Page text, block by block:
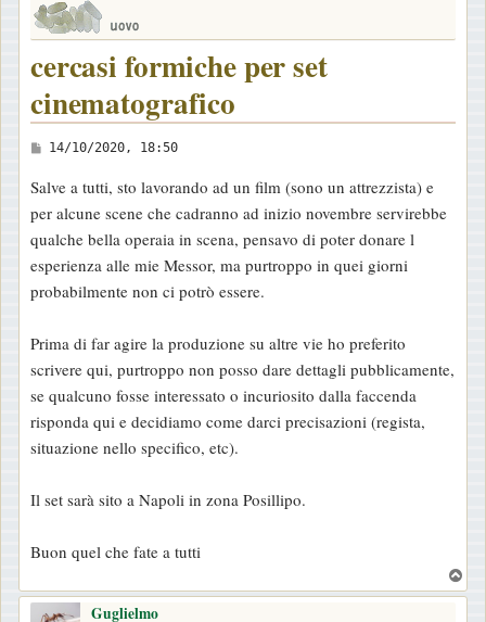
cercasi formiche per set
cinematografico
M
s
s
a
g
g
o
14/10/2020, 18:50
Salve a tutti, sto lavorando ad un film (sono un attrezzista) e
per alcune scene che cadranno ad inizio novembre servirebbe
qualche bella operaia in scena, pensavo di poter donare l
esperienza alle mie Messor, ma purtroppo in quei giorni
probabilmente non ci potrò essere.
Prima di far agire la produzione su altre vie ho preferito
scrivere qui, purtroppo non posso dare dettagli pubblicamente,
se qualcuno fosse interessato o incuriosito dalla faccenda
risponda qui e decidiamo come darci precisazioni (regista,
situazione nello specifico, etc).
Il set sarà sito a Napoli in zona Posillipo.
Buon quel che fate a tutti
o
Guglielmo